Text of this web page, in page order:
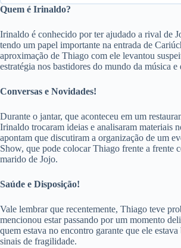
Quem é Irinaldo?
Irinaldo é conhecido por ter ajudado a rival de
tendo um papel importante na entrada de
aproximação de Thiago com ele levantou
estratégia nos bastidores do mundo da música e
Conversas e Novidades!
Durante o jantar, que aconteceu em um
Irinaldo trocaram ideias e analisaram materiais
apontam que discutiram a organização de um
Show, que pode colocar Thiago frente a frente
marido de Jojo.
Saúde e Disposição!
Vale lembrar que recentemente, Thiago teve
mencionou estar passando por um momento
quem estava no encontro garante que ele
sinais de fragilidade.